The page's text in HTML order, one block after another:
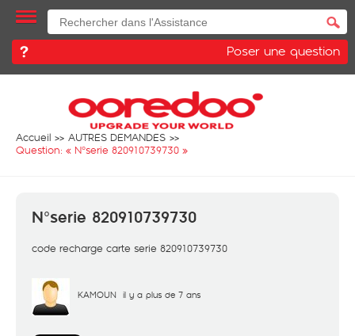
Poser une question
Accueil
AUTRES DEMANDES
Question: « N°serie 820910739730 »
N°serie 820910739730
code recharge carte serie 820910739730
KAMOUN il y a plus de 7 ans